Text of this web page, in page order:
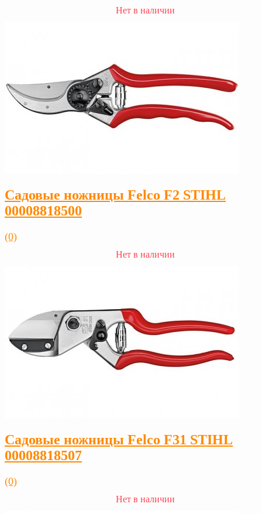
Нет в наличии
Садовые ножницы Felco F2 STIHL
00008818500
(0)
Нет в наличии
Садовые ножницы Felco F31 STIHL
00008818507
(0)
Нет в наличии